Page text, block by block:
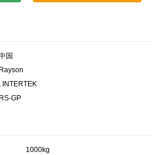
国
Rayson
, INTERTEK
RS-GP
1000kg